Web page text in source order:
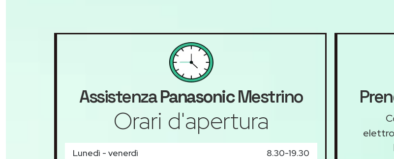
AssistenzaPanasonicMestrino
Orari d'apertura
Lunedì - venerdì
8.30-19.30